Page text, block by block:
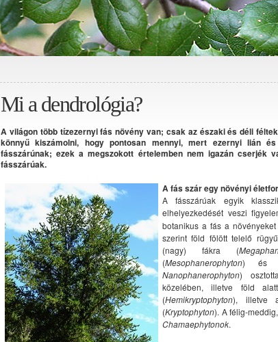
Mi a dendrológia?
A világon több tízezernyi fás növény van; csak az északi és déli
könnyű kiszámolni, hogy pontosan mennyi, mert ezernyi lián
fásszárúnak; ezek a megszokott értelemben nem igazán cserjék
fásszárúak.
A fás szár egy növényi
A fásszárúak egyik
elhelyezkedését veszi
botanikus a fás a
szerint föld fölött telelő
(nagy) fákra (
(Mesophanerophyton) és a
Nanophanerophyton)
közelében, illetve föld
(Hemikryptophyton), illetve
(Kryptophyton). A félig-
Chamaephytonok.